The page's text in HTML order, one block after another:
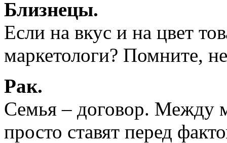
Близнецы.
Если на вкус и на цвет
маркетологи? Помните,
Рак.
Семья – договор. Между
просто ставят перед